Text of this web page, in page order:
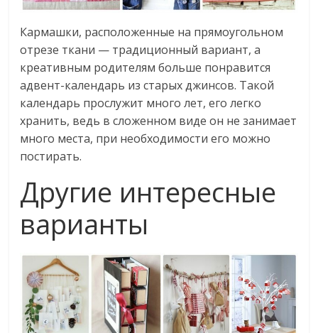
Кармашки, расположенные на прямоугольном
отрезе ткани — традиционный вариант, а
креативным родителям больше понравится
адвент-календарь из старых джинсов. Такой
календарь прослужит много лет, его легко
хранить, ведь в сложенном виде он не занимает
много места, при необходимости его можно
постирать.
Другие интересные
варианты